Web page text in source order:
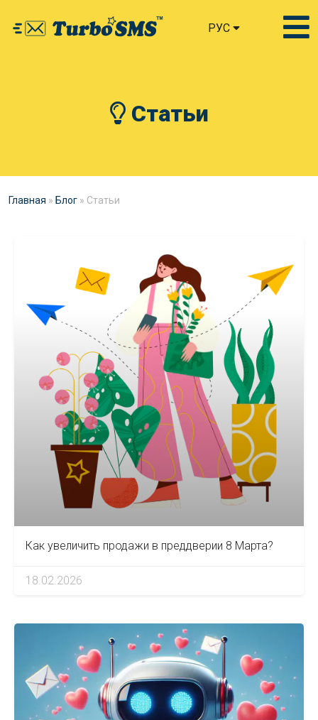
РУС
Статьи
Главная » Блог » Статьи
Как увеличить продажи в преддверии 8 Марта?
18.02.2026